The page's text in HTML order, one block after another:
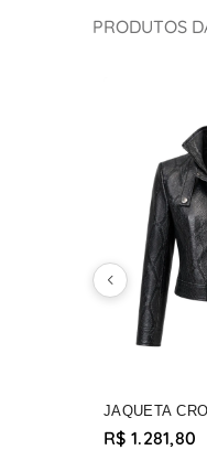
PRODUTOS
JAQUETA
R$ 1.281,80